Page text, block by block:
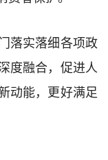
落实落细各项政
度融合，促进人
动能，更好满足